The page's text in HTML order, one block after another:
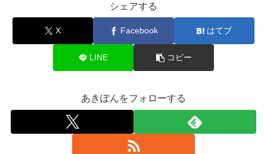
シェアする
X Facebook はてブ
LINE コピー
あきぽんをフォローする